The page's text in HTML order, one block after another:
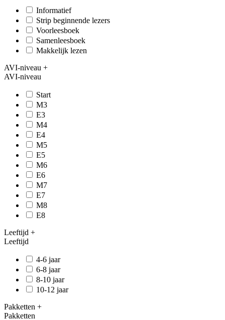
Informatief
Strip beginnende lezers
Voorleesboek
Samenleesboek
Makkelijk lezen
AVI-niveau +
AVI-niveau
Start
M3
E3
M4
E4
M5
E5
M6
E6
M7
E7
M8
E8
Leeftijd +
Leeftijd
4-6 jaar
6-8 jaar
8-10 jaar
10-12 jaar
Pakketten +
Pakketten